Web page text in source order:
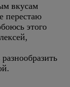
вкусам
перестаю
этого